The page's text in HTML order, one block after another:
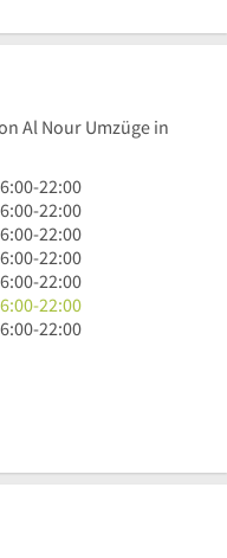
Al Nour Umzüge in
-22:00
-22:00
-22:00
-22:00
-22:00
-22:00
-22:00